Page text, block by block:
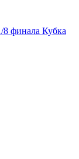
8 финала Кубка